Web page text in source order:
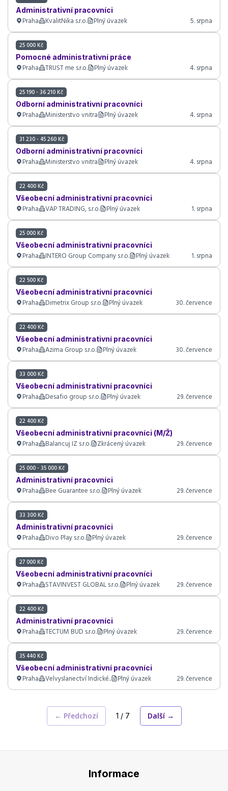
Administrativní pracovníci
Praha KvalitNika s.r.o. Plný úvazek 5. srpna
25 000 Kč
Pomocné administrativní práce
Praha TRUST me s.r.o. Plný úvazek 4. srpna
25 190 - 36 210 Kč
Odborní administrativní pracovníci
Praha Ministerstvo vnitra Plný úvazek 4. srpna
31 230 - 45 260 Kč
Odborní administrativní pracovníci
Praha Ministerstvo vnitra Plný úvazek 4. srpna
22 400 Kč
Všeobecní administrativní pracovníci
Praha VAP TRADING, s.r.o. Plný úvazek 1. srpna
25 000 Kč
Všeobecní administrativní pracovníci
Praha INTERO Group Company s.r.o. Plný úvazek 1. srpna
22 500 Kč
Všeobecní administrativní pracovníci
Praha Dimetrix Group s.r.o. Plný úvazek 30. července
22 400 Kč
Všeobecní administrativní pracovníci
Praha Azima Group s.r.o. Plný úvazek 30. července
33 000 Kč
Všeobecní administrativní pracovníci
Praha Desafio group s.r.o. Plný úvazek 29. července
22 400 Kč
Všeobecní administrativní pracovníci (M/Ž)
Praha Balancuj IZ s.r.o. Zkrácený úvazek 29. července
25 000 - 35 000 Kč
Administrativní pracovníci
Praha Bee Guarantee s.r.o. Plný úvazek 29. července
33 300 Kč
Administrativní pracovníci
Praha Divo Play s.r.o. Plný úvazek 29. července
27 000 Kč
Všeobecní administrativní pracovníci
Praha STAVINVEST GLOBAL s.r.o. Plný úvazek 29. července
22 400 Kč
Administrativní pracovníci
Praha TECTUM BUD s.r.o. Plný úvazek 29. července
35 440 Kč
Všeobecní administrativní pracovníci
Praha Velvyslanectví Indické.. Plný úvazek 29. července
← Předchozí 1 / 7 Další →
Informace